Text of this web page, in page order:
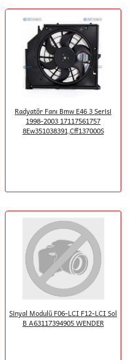
Radyatör Fanı Bmw E46 3 Serisi
1998-2003 17117561757
8Ew351038391,Cff137000S
Sinyal Modulü F06-LCI F12-LCI Sol
B A63117394905 WENDER